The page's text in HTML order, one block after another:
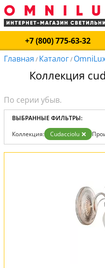
+7 (800) 775-63-32
Главная / Каталог/
Коллекция
ВЫБРАННЫЕ ФИЛЬТРЫ:
Коллекция: Cudacciolu